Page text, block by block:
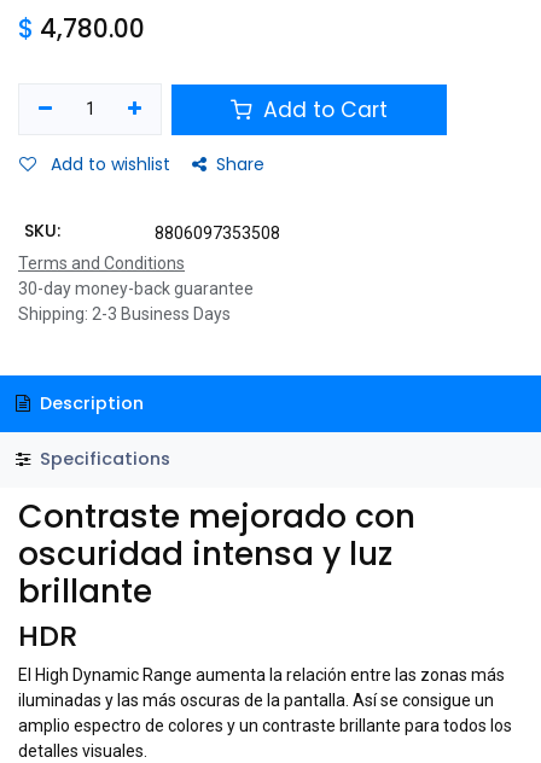
$ 4,780.00
Add to Cart
Add to wishlist Share
SKU:
8806097353508
Terms and Conditions
30-day money-back guarantee
Shipping: 2-3 Business Days
Description
Specifications
Contraste mejorado con
oscuridad intensa y luz
brillante
HDR
El High Dynamic Range aumenta la relación entre las zonas más
iluminadas y las más oscuras de la pantalla. Así se consigue un
amplio espectro de colores y un contraste brillante para todos los
detalles visuales.